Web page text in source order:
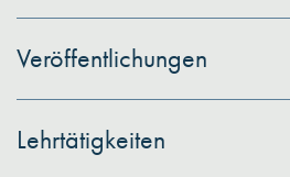
Veröffentlichungen
Lehrtätigkeiten